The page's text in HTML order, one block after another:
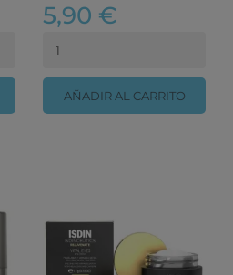
5,90 €
AÑADIR AL CARRITO